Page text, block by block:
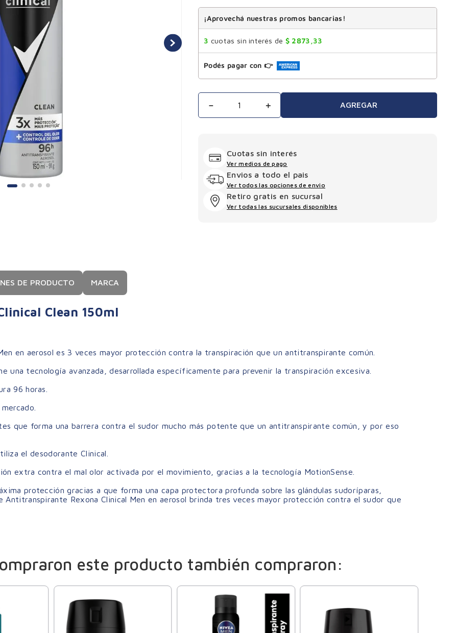
¡Aprovechá nuestras promos bancarias!
3 cuotas sin interés de $ 2873 ,33
Podés pagar con 👉
＋
－ AGREGAR
Cuotas sin interés
Ver medios de pago
Envios a todo el pais
Ver todos las opciones de envio
Retiro gratis en sucursal
Ver todas las sucursales disponibles
DE PRODUCTO MARCA
Clean 150ml
en aerosol es 3 veces mayor protección contra la transpiración que un antitranspirante común.
una tecnología avanzada, desarrollada específicamente para prevenir la transpiración excesiva.
96 horas.
que forma una barrera contra el sudor mucho más potente que un antitranspirante común, y por eso
el desodorante Clinical.
extra contra el mal olor activada por el movimiento, gracias a la tecnología MotionSense.
protección gracias a que forma una capa protectora profunda sobre las glándulas sudoríparas,
Antitranspirante Rexona Clinical Men en aerosol brinda tres veces mayor protección contra el sudor que
este producto también compraron: